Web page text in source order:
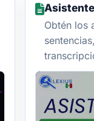
Obtén los